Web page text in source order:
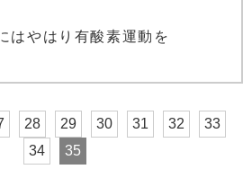
はり有酸素運動を
28 29 30 31 32
33
34
35